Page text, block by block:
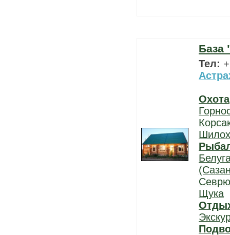
База
Тел:
Охота
Щука